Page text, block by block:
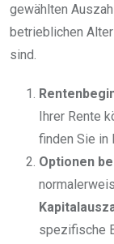
gewählten
betrieblichen
sind.
Ihrer Rente
finden Sie in
Optionen
spezifische